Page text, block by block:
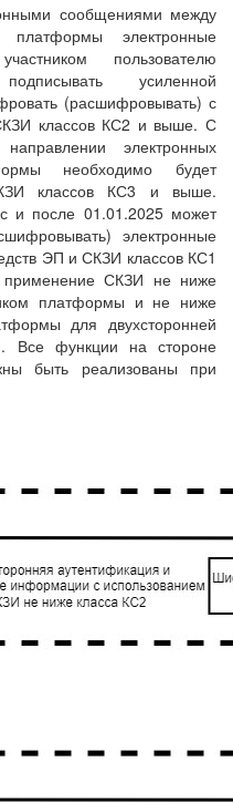
сообщениями между
платформы электронные
пользователю
усиленной
(расшифровывать) с
классов КС2 и выше. С
электронных
необходимо будет
классов КС3 и выше.
и после 01.01.2025 может
электронные
ЭП и СКЗИ классов КС1
применение СКЗИ не ниже
платформы и не ниже
для двухсторонней
Все функции на стороне
быть реализованы при